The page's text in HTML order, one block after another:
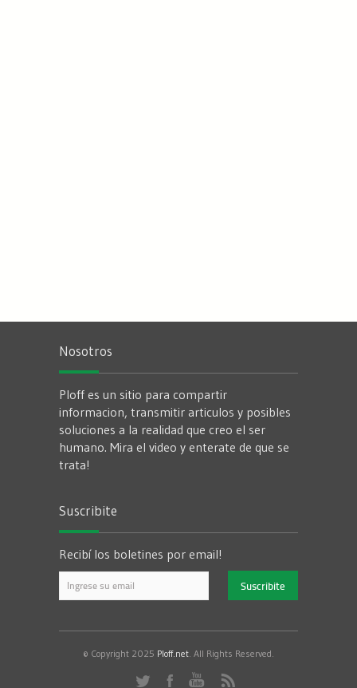
Nosotros
Ploff es un sitio para compartir
informacion, transmitir articulos y posibles
soluciones a la realidad que creo el ser
humano. Mira el video y enterate de que se
trata!
Suscribite
Recibí los boletines por email!
© Copyright 2025 Ploff.net. All Rights Reserved.